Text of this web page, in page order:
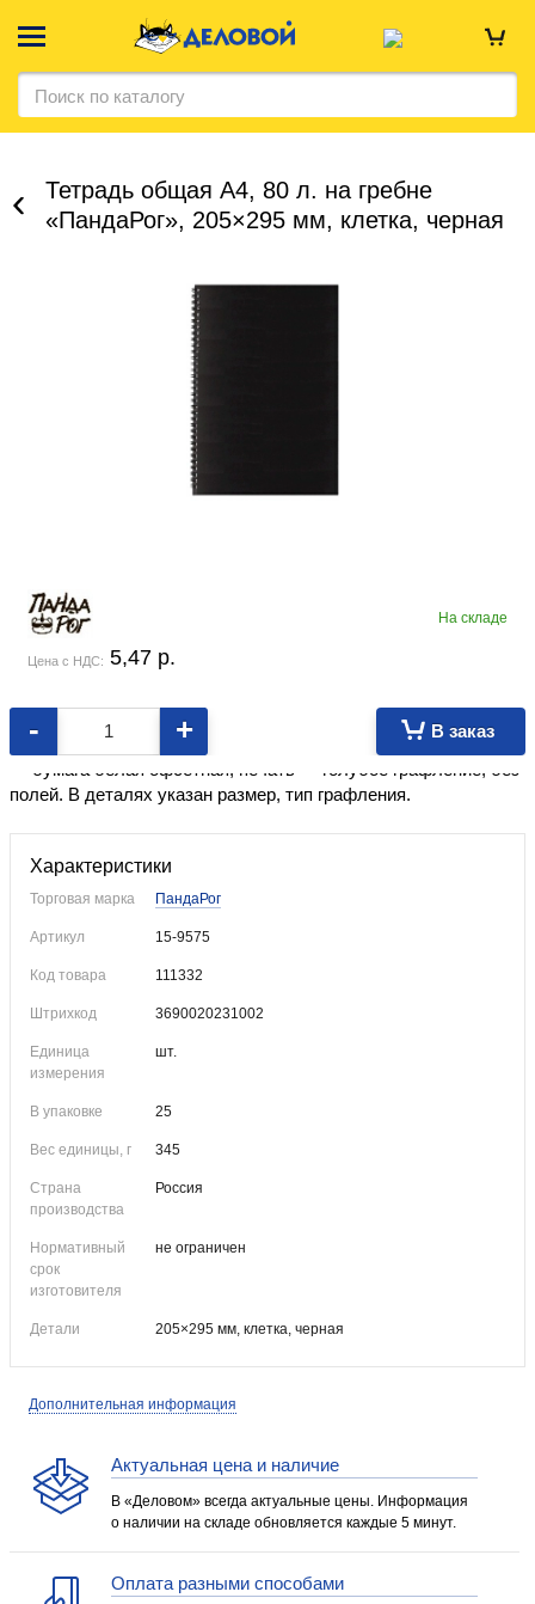
Тетрадь общая А4, 80 л. на гребне
«ПандаРог», 205×295 мм, клетка, черная
На складе
Цена с НДС: 5,47 p.
- + В заказ
Формат ≈А4 . Обложка из мягкого пластика. Внутренний блок
— бумага белая офсетная, печать — голубое графление, без
полей. В деталях указан размер, тип графления.
Характеристики
Торговая марка ПандаРог
Артикул 15-9575
Код товара 111332
Штрихкод 3690020231002
Единица
измерения
шт.
В упаковке 25
Вес единицы, г 345
Страна
производства
Россия
Нормативный
срок
изготовителя
не ограничен
Детали 205×295 мм, клетка, черная
Дополнительная информация
Актуальная цена и наличие
В «Деловом» всегда актуальные цены. Информация
о наличии на складе обновляется каждые 5 минут.
Оплата разными способами